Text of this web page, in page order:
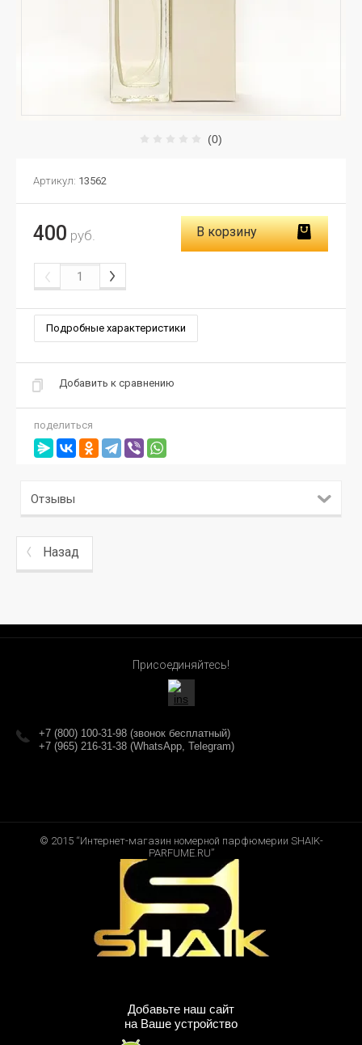
(0)
Артикул: 13562
400 руб. В корзину
Подробные характеристики
Добавить к сравнению
поделиться
Отзывы
Назад
Присоединяйтесь!
+7 (800) 100-31-98 (звонок бесплатный)
+7 (965) 216-31-38 (WhatsApp, Telegram)
© 2015 “Интернет-магазин номерной парфюмерии SHAIK-
PARFUME.RU”
Добавьте наш сайт
на Ваше устройство